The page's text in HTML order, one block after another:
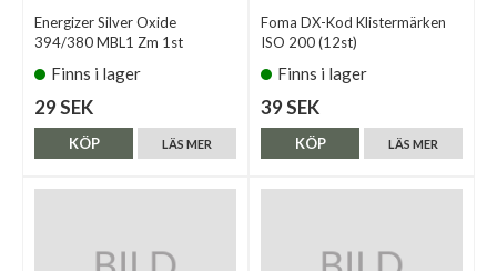
Energizer Silver Oxide
394/380 MBL1 Zm 1st
Finns i lager
29 SEK
LÄS MER
KÖP
Foma DX-Kod Klistermärken
ISO 200 (12st)
Finns i lager
39 SEK
LÄS MER
KÖP